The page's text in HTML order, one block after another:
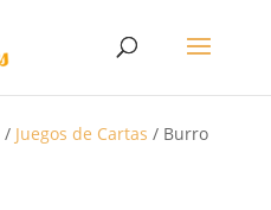
/ Juegos de Cartas / Burro